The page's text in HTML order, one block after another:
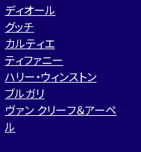
ディオール
グッチ
カルティエ
ティファニー
ハリー・ウィンストン
ブルガリ
ヴァン クリーフ＆アーペ
ル